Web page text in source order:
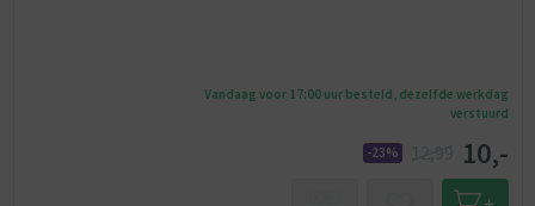
Vandaag voor 17:00 uur besteld, dezelfde werkdag
verstuurd
-23% 10,-